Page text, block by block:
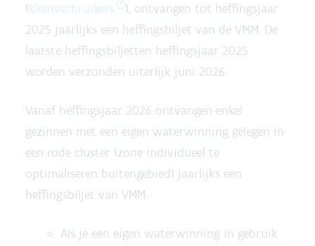
(kleinverbruikers
), ontvangen tot heffingsjaar
2025 jaarlijks een heffingsbiljet van de VMM. De
laatste heffingsbiljetten heffingsjaar 2025
worden verzonden uiterlijk juni 2026.
Vanaf heffingsjaar 2026 ontvangen enkel
gezinnen met een eigen waterwinning gelegen in
een rode cluster (zone individueel te
optimaliseren buitengebied) jaarlijks een
heffingsbiljet van VMM.
Als je een eigen waterwinning in gebruik